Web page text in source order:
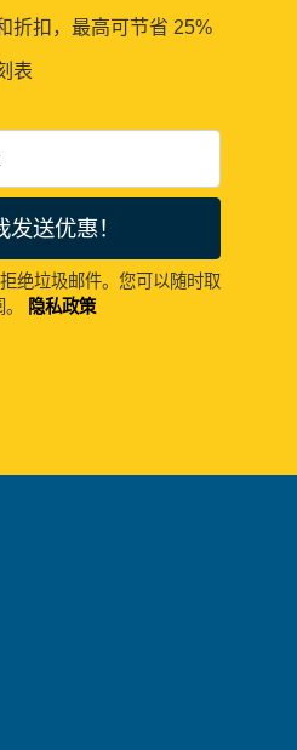
折扣，最高可节省 25%
表
发送优惠！
绝垃圾邮件。您可以随时取
隐私政策